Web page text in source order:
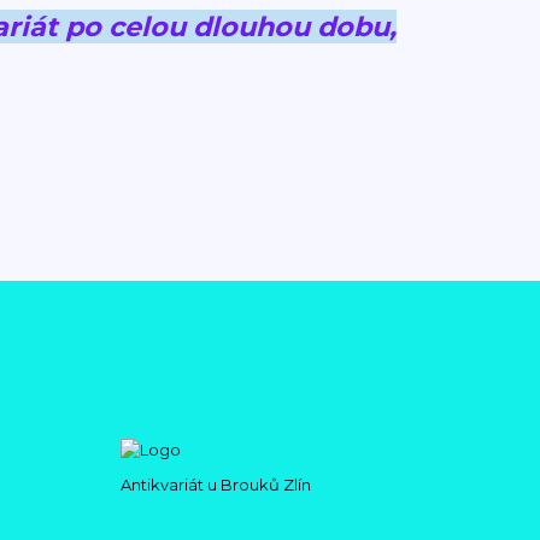
po celou dlouhou dobu,
Antikvariát u Brouků Zlín